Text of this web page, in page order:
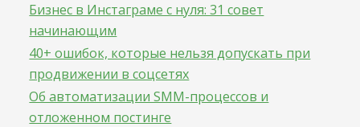
Бизнес в Инстаграме с нуля: 31 совет
начинающим
40+ ошибок, которые нельзя допускать при
продвижении в соцсетях
Об автоматизации SMM-процессов и
отложенном постинге